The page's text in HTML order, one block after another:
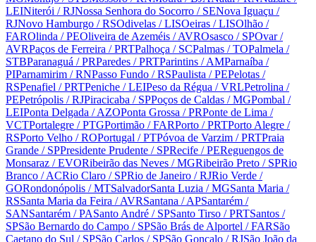
LEINiterói / RJNossa Senhora do Socorro / SENova Iguaçu /
RJNovo Hamburgo / RSOdivelas / LISOeiras / LISOlhão /
FAROlinda / PEOliveira de Azeméis / AVROsasco / SPOvar/
AVRPaços de Ferreira / PRTPalhoça / SCPalmas / TOPalmela /
STBParanaguá / PRParedes / PRTParintins / AMParnaíba /
PIParnamirim / RNPasso Fundo / RSPaulista / PEPelotas /
RSPenafiel / PRTPeniche / LEIPeso da Régua / VRLPetrolina /
PEPetrópolis / RJPiracicaba / SPPoços de Caldas / MGPombal /
LEIPonta Delgada / AZOPonta Grossa / PRPonte de Lima /
VCTPortalegre / PTGPortimão / FARPorto / PRTPorto Alegre /
RSPorto Velho / ROPortugal / PTPóvoa de Varzim / PRTPraia
Grande / SPPresidente Prudente / SPRecife / PEReguengos de
Monsaraz / EVORibeirão das Neves / MGRibeirão Preto / SPRio
Branco / ACRio Claro / SPRio de Janeiro / RJRio Verde /
GORondonópolis / MTSalvadorSanta Luzia / MGSanta Maria /
RSSanta Maria da Feira / AVRSantana / APSantarém /
SANSantarém / PASanto André / SPSanto Tirso / PRTSantos /
SPSão Bernardo do Campo / SPSão Brás de Alportel / FARSão
Caetano do Sul / SPSão Carlos / SPSão Gonçalo / RJSão João da